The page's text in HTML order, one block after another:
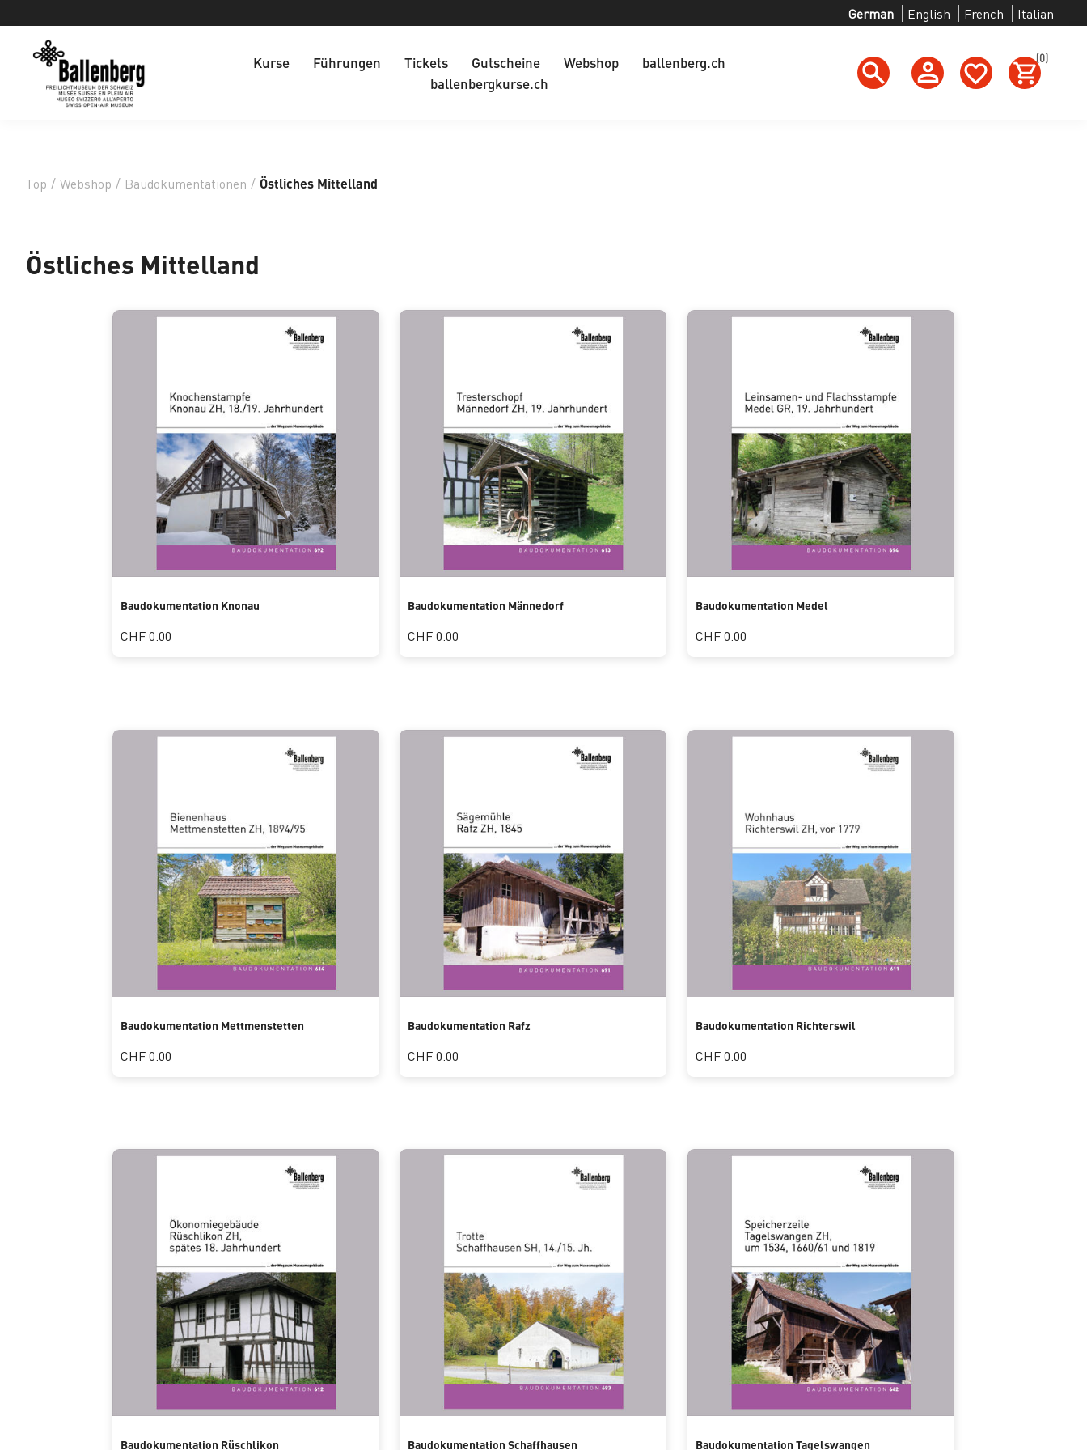
German English French Italian
Kurse Führungen Tickets Gutscheine Webshop
ballenberg.ch
ballenbergkurse.ch
(0)
Top / Webshop / Baudokumentationen / Östliches Mittelland
Östliches Mittelland
Baudokumentation Knonau
CHF 0.00
Baudokumentation Männedorf
CHF 0.00
Baudokumentation Medel
CHF 0.00
Baudokumentation Mettmenstetten
CHF 0.00
Baudokumentation Rafz
CHF 0.00
Baudokumentation Richterswil
CHF 0.00
Baudokumentation Rüschlikon Baudokumentation Schaffhausen Baudokumentation Tagelswangen